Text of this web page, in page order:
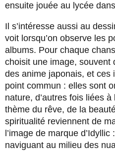
ensuite jouée au lycée
Il s’intéresse aussi au
voit lorsqu’on observe les
albums. Pour chaque
choisit une image, souvent
des anime japonais, et ces
point commun : elles sont
nature, d’autres fois liées
thème du rêve, de la
spiritualité reviennent de
l’image de marque
naviguant au milieu des